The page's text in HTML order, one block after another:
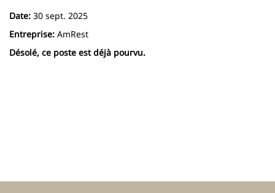
Date: 30 sept. 2025
Entreprise: AmRest
Désolé, ce poste est déjà pourvu.